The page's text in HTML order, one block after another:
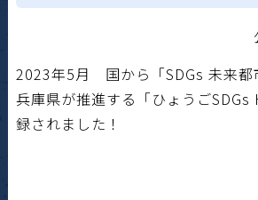
2023年5月 国から「SDGs 未来都
兵庫県が推進する「ひょうごSDGs
録されました！